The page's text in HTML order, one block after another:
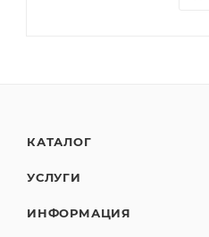
КАТАЛОГ
УСЛУГИ
ИНФОРМАЦИЯ